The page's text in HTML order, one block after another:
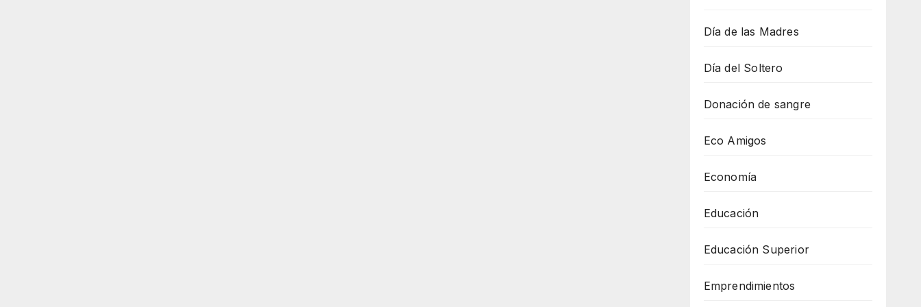
Día de las Madres
Día del Soltero
Donación de sangre
Eco Amigos
Economía
Educación
Educación Superior
Emprendimientos